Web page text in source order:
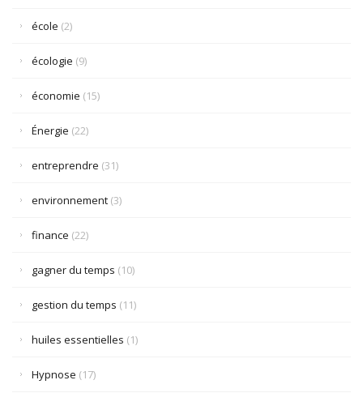
école (2)
écologie (9)
économie (15)
Énergie (22)
entreprendre (31)
environnement (3)
finance (22)
gagner du temps (10)
gestion du temps (11)
huiles essentielles (1)
Hypnose (17)